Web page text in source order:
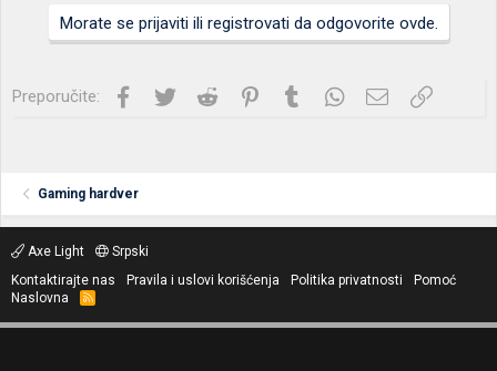
Morate se prijaviti ili registrovati da odgovorite ovde.
Preporučite: Facebook
Twitter Reddit PinterestTumblrWhatsApp
Imejl Link
Gaming hardver
Axe Light
Srpski
Kontaktirajte nas
Pravila i uslovi korišćenja Politika privatnosti
Pomoć
Naslovna
R
S